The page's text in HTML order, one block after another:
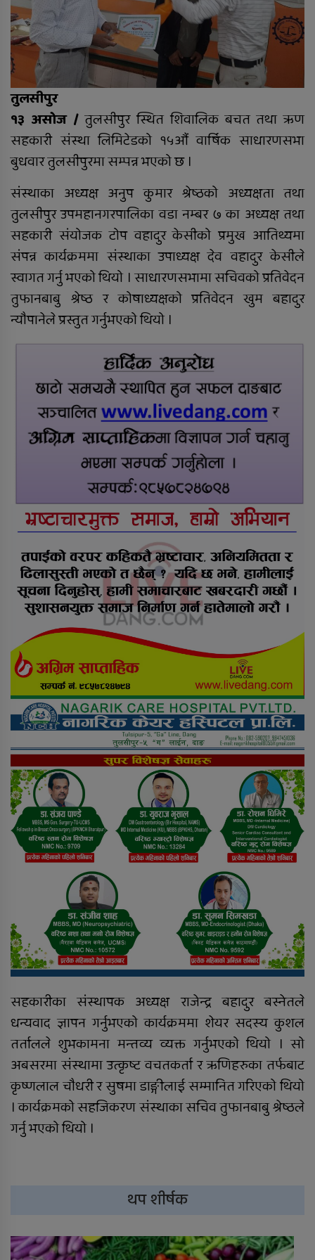
साधारणसभा सम्पन्न
एकको मृत्यु, छ जना पक्राउ
दुर्घटनाबाट मृत्यु भएकी कल्पनाको
अन्तयष्टी
पोखिए मरुभूमिको पसिनादेखि बैंकको
जागिर छाडेर उद्यमी बनेकाहरूको कथा
राप्तीमा निःशुल्क विशेषज्ञ स्वास्थ्य शिविर,
३ सय १९ जनाले लिए सेवा
सडक दुर्घटनामा श्रीमान् गुमाएकी
महिलालाई कुमारी बैंक गढवाद्वारा १०
लाख रुपैयाँ बीमा दाबी भुक्तानी
राति भएको मोटरसाइकल दुर्घटनाबारे
कसैले थाहा पाएनन्, बिहान घर नजिकै
मृत भेटिए युवक
सीडद्वारा साना किसान र बैंकबीच
समन्वयात्मक कार्यक्रम
तुलसीपुर
१३ असोज /तुलसीपुर स्थित शिवालिक बचत तथा ऋण
सहकारी संस्था लिमिटेडको १५औं वार्षिक साधारणसभा
बुधवार तुलसीपुरमा सम्पन्न भएको छ ।
संस्थाका अध्यक्ष अनुप कुमार श्रेष्ठको अध्यक्षता तथा
तुलसीपुर उपमहानगरपालिका वडा नम्बर ७ का अध्यक्ष तथा
सहकारी संयोजक टोप वहादुर केसीको प्रमुख आतिथ्यमा
संपन्न कार्यक्रममा संस्थाका उपाध्यक्ष देव वहादुर केसीले
स्वागत गर्नु भएको थियो । साधारणसभामा सचिवको प्रतिवेदन
तुफानबाबु श्रेष्ठ र कोषाध्यक्षको प्रतिवेदन खुम बहादुर
न्यौपानेले प्रस्तुत गर्नुभएको थियो ।
सहकारीका संस्थापक अध्यक्ष राजेन्द्र बहादुर बस्नेतले
धन्यवाद ज्ञापन गर्नुभएको कार्यक्रममा शेयर सदस्य कुशल
तर्तालले शुभकामना मन्तव्य व्यक्त गर्नुभएको थियो । सो
अबसरमा संस्थामा उत्कृष्ट वचतकर्ता र ऋणिहरुका तर्फबाट
कृष्णलाल चौधरी र सुषमा डाङ्गीलाई सम्मानित गरिएको थियो
। कार्यक्रमको सहजिकरण संस्थाका सचिव तुफानबाबु श्रेष्ठले
गर्नु भएको थियो ।
थप शीर्षक